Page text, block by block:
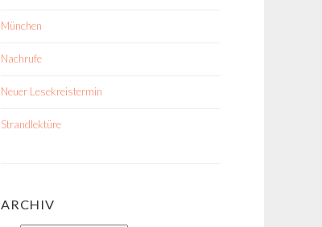
München
Nachrufe
Neuer Lesekreistermin
Strandlektüre
ARCHIV